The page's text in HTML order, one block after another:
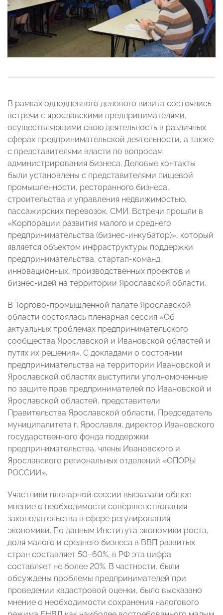
В рамках однодневного делового визита состоялись
встречи с ярославскими предпринимателями,
осуществляющими свою деятельность в различных
сферах предпринимательской деятельности, а также
с представителями власти по вопросам
администрирования бизнеса. Деловые контакты
были установлены с представителями пищевой
промышленности, ресторанного бизнеса,
строительства и управления недвижимостью,
пассажирских перевозок, СМИ. Встречи прошли в
«Корпорации развития малого и среднего
предпринимательства (бизнес-инкубатор)», который
является объектом инфраструктуры поддержки
предпринимательства, стартап-команд,
инновационных, производственных проектов и
бизнес-идей на территории Ярославской области.
В Торгово-промышленной палате Ярославской
области состоялась пленарная сессия «Об
актуальных проблемах предпринимательского
сообщества Ярославской и Ивановской областей и
путях их решения». С докладами о состоянии
предпринимательства на территории Ивановской и
Ярославской областях выступили уполномоченные
по защите прав предпринимателей по Ивановской и
Ярославской областей, представители
Правительства Ярославской области, Председатель
муниципалитета г. Ярославля, директор Ивановского
государственного фонда поддержки
предпринимательства, члены Ивановского и
Ярославского региональных отделений «ОПОРЫ
РОССИИ».
Участники пленарной сессии высказали общее
мнение о необходимости совершенствования
законодательства в сфере регулирования
экономики. По данным Института экономики роста,
доля малого и среднего бизнеса в ВВП развитых
стран составляет 50–60%, в РФ эта цифра
составляет не более 20%. В частности, были
обсуждены проблемы предпринимателей при
проведении кадастровой оценки, было высказано
мнение о необходимости сохранения налогового